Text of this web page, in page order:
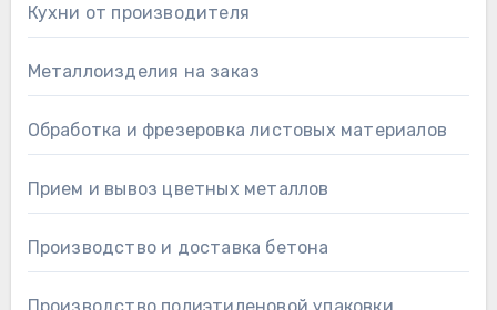
Кухни от производителя
Металлоизделия на заказ
Обработка и фрезеровка листовых материалов
Прием и вывоз цветных металлов
Производство и доставка бетона